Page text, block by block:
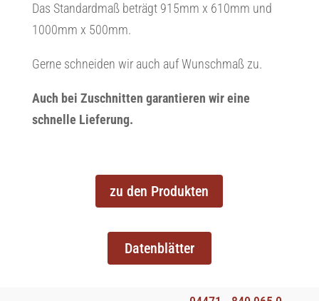
Das Standardmaß beträgt 915mm x 610mm und
1000mm x 500mm.
Gerne schneiden wir auch auf Wunschmaß zu.
Auch bei Zuschnitten garantieren wir eine
schnelle Lieferung.
zu den Produkten
Datenblätter